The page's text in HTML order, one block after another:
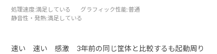
処理速度:満足している グラフィック性能:普通
静音性・発熱:満足している
速い 速い 感激 3年前の同じ筐体と比較するも起動周り